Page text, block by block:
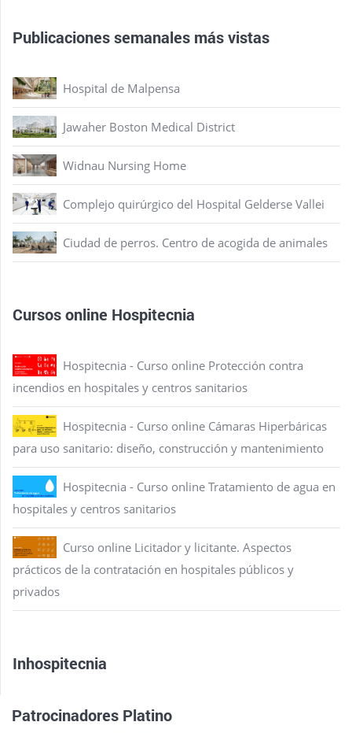
Publicaciones semanales más vistas
Hospital de Malpensa
Jawaher Boston Medical District
Widnau Nursing Home
Complejo quirúrgico del Hospital Gelderse Vallei
Ciudad de perros. Centro de acogida de animales
Cursos online Hospitecnia
Hospitecnia - Curso online Protección contra
incendios en hospitales y centros sanitarios
Hospitecnia - Curso online Cámaras Hiperbáricas
para uso sanitario: diseño, construcción y mantenimiento
Hospitecnia - Curso online Tratamiento de agua en
hospitales y centros sanitarios
Curso online Licitador y licitante. Aspectos
prácticos de la contratación en hospitales públicos y
privados
Inhospitecnia
Patrocinadores Platino